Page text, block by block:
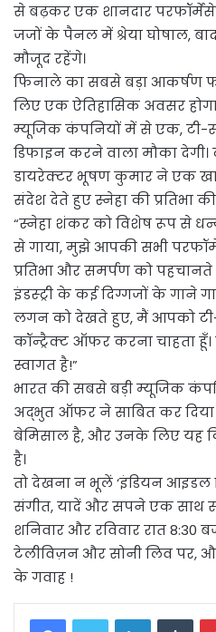
से बढ़कर एक शानदार
जजों के पैनल में श्रेया घोषाल,
मौजूद रहेंगे।
फिनाले का सबसे बड़ा आकर्षण
लिए एक ऐतिहासिक अवसर
म्यूजिक कंपनियों में से एक, टी-
डिफाइन करने वाला मौका
डायरेक्टर भूषण कुमार ने एक
संदेश देते हुए स्नेहा की प्रतिभा
“स्नेहा शंकर को विशेष रूप से
से गाया, मुझे आपकी सभी
प्रतिभा और समर्पण को
इंडस्ट्री के कई दिग्गजों के
लगन को देखते हुए, मैं आपको
कॉन्ट्रैक्ट ऑफर करना चाहता
स्वागत है!”
भारत की सबसे बड़ी म्यूजिक
अद्भुत ऑफर ने साबित कर दिया
बेमिसाल है, और उनके लिए यह
है।
तो देखना न भूलें ‘इंडियन आइडल
संगीत, यादें और सपने एक साथ
शनिवार और रविवार रात 8:30
टेलीविज़न और सोनी लिव पर,
के गवाह !
LinkedIn